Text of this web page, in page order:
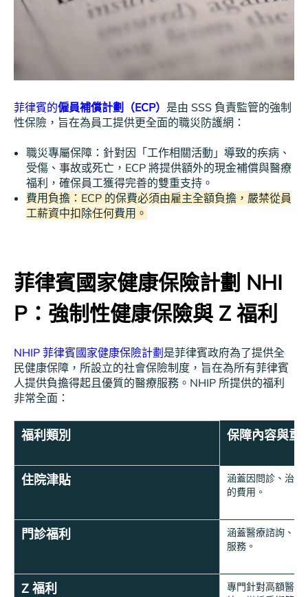
菲律賓的僱員補償計劃（ECP） 是由 SSS 負責監管的強制
性保險，旨在為員工提供更全面的職災防護網：
職災專屬保障：針對因「工作相關活動」導致的疾病、
受傷、事故或死亡，ECP 將提供額外的現金補償與醫療
福利，確保員工獲得完善的雙重支持。
費用負擔：ECP 的保費必須由雇主全額負擔，嚴禁從員
工薪資中扣除任何費用。
菲律賓國家健康保險計劃 NHI
P：強制性健康保險與 Z 福利
NHIP 菲律賓國家健康保險計劃是菲律賓政府為了提供全
民健康保障，所設立的社會保險制度，旨在為所有菲律賓
人提供負擔得起且優質的醫療服務。NHIP 所提供的福利
非常全面：
福利類別 保障內容與重
住院津貼
涵蓋因問診、治療
的費用。
門診福利
涵蓋醫療諮詢、必
服務。
Z 福利
專門針對高額醫療